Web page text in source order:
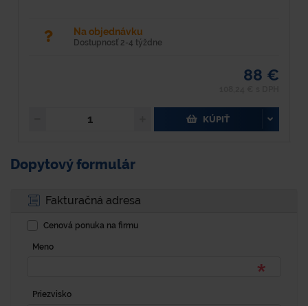
Na objednávku
Dostupnosť 2-4 týždne
88 €
KÚPIŤ
Dopytový formulár
Fakturačná adresa
Cenová ponuka na firmu
Meno
Priezvisko